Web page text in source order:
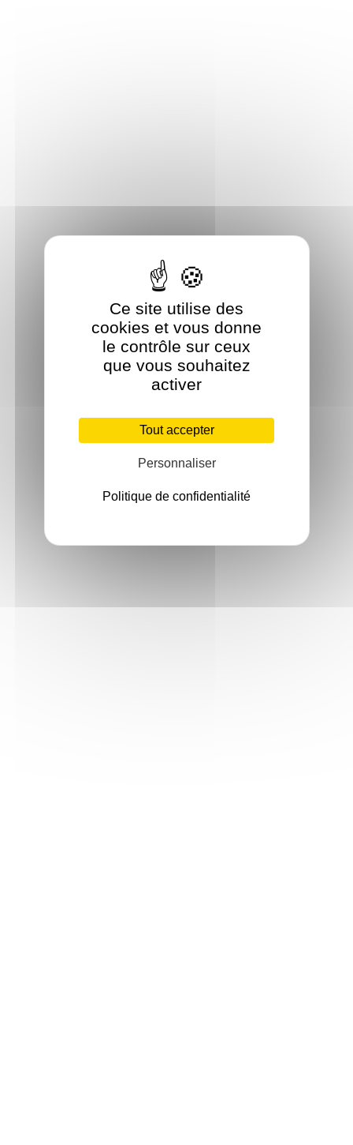
Ce site utilise des
cookies et vous donne
le contrôle sur ceux
que vous souhaitez
activer
Tout accepter
Personnaliser
Politique de confidentialité